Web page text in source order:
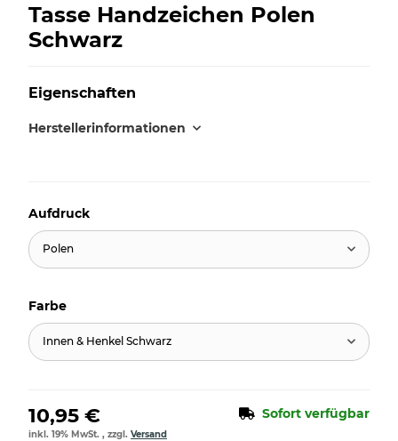
Tasse Handzeichen Polen
Schwarz
Eigenschaften
Herstellerinformationen
Aufdruck
Polen
Farbe
Innen & Henkel Schwarz
10,95 € Sofort verfügbar
inkl. 19% MwSt. , zzgl. Versand